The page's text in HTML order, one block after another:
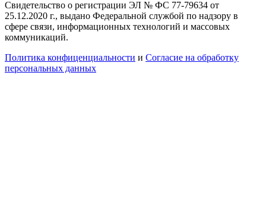
Свидетельство о регистрации ЭЛ № ФС 77-79634 от
25.12.2020 г., выдано Федеральной службой по надзору в
сфере связи, информационных технологий и массовых
коммуникаций.
Политика конфиценциальности и Согласие на обработку
персональных данных